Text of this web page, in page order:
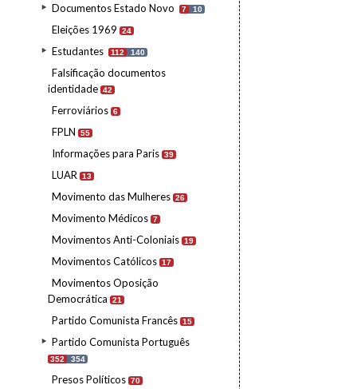
Documentos Estado Novo 7 10
Eleições 1969 24
Estudantes 112 140
Falsificação documentos
identidade 42
Ferroviários 6
FPLN 55
Informações para Paris 39
LUAR 13
Movimento das Mulheres 26
Movimento Médicos 7
Movimentos Anti-Coloniais 19
Movimentos Católicos 17
Movimentos Oposição
Democrática
21
Partido Comunista Francês 15
Partido Comunista Português
352 354
Presos Políticos 70